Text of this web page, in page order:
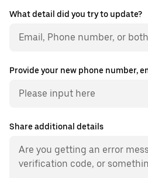
What detail did you try to update?
Provide your new phone number,
Share additional details